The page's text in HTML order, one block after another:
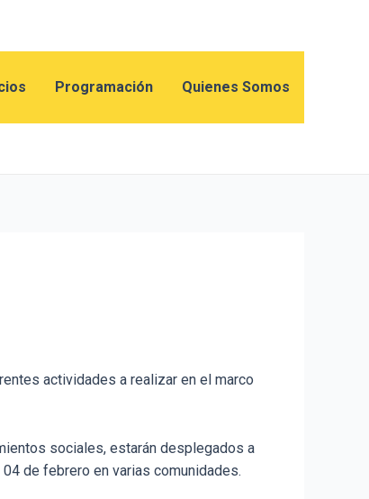
Programación Quienes Somos
actividades a realizar en el marco
sociales, estarán desplegados a
de febrero en varias comunidades.